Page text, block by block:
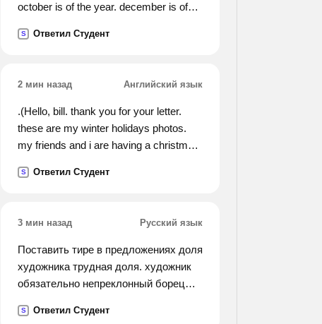
october is of the year. december is of
слова).
S Ответил Студент
2 мин назад Английский язык
.(Hello, bill. thank you for your letter.
these are my winter holidays photos.
my friends and i are having a christmas
we are singing koliada songs. koliada is
S Ответил Студент
3 мин назад Русский язык
Поставить тире в предложениях доля
художника трудная доля. художник
обязательно непреклонный борец
такое гнездо нанести ущерб природе.
S Ответил Студент